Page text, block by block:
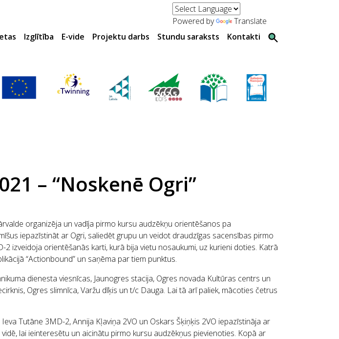
Powered by
Translate
Izglītība E-vide Projektu darbs Stundu saraksts Kontakti
– “Noskenē Ogri”
organizēja un vadīja pirmo kursu audzēkņu orientēšanos pa
iepazīstināt ar Ogri, saliedēt grupu un veidot draudzīgas sacensības pirmo
izveidoja orientēšanās karti, kurā bija vietu nosaukumi, uz kurieni doties. Katrā
“Actionbound” un saņēma par tiem punktus.
dienesta viesnīcas, Jaunogres stacija, Ogres novada Kultūras centrs un
Ogres slimnīca, Varžu dīķis un t/c Dauga. Lai tā arī paliek, mācoties četrus
Tutāne 3MD-2, Annija Kļaviņa 2VO un Oskars Šķiņķis 2VO iepazīstināja ar
lai ieinteresētu un aicinātu pirmo kursu audzēkņus pievienoties. Kopā ar